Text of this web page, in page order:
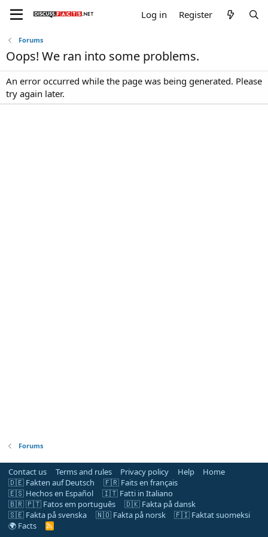
Log in Register
Forums
Oops! We ran into some problems.
An error occurred while the page was being generated. Please
try again later.
Forums
Contact us Terms and rules Privacy policy Help
Home
🇩🇪 Fakten auf Deutsch
🇫🇷 Faits en français
🇪🇸 Hechos en Español
🇮🇹 Fatti in Italiano
🇧🇷 🇵🇹 Fatos em português
🇩🇰 Fakta på dansk
🇸🇪 Fakta på svenska
🇳🇴 Fakta på norsk
🇫🇮 Faktat suomeksi
🌍 Facts
R